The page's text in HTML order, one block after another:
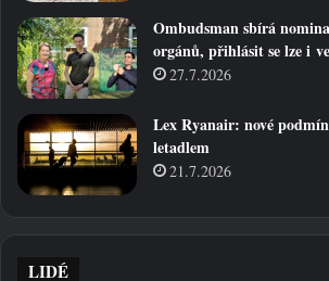
Ombudsman sbírá
orgánů, přihlásit se lze i
27.7.2026
Lex Ryanair: nové
letadlem
21.7.2026
LIDÉ